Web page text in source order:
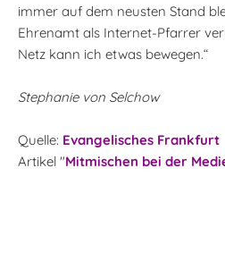
immer auf dem neusten Stand
Ehrenamt als Internet-Pfarrer
Netz kann ich etwas bewegen.“
Stephanie von Selchow
Quelle: Evangelisches Frankfurt
Artikel "Mitmischen bei der